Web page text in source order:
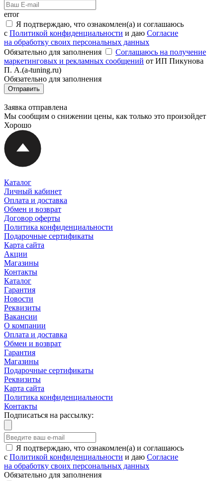
error
Я подтверждаю, что ознакомлен(а) и соглашаюсь
с Политикой конфиденциальности и даю Согласие
на обработку своих персональных данных
Обязательно для заполнения
Cоглашаюсь на получение
маркетинговых и рекламных сообщений от ИП Пикунова
П. А.(a-tuning.ru)
Обязательно для заполнения
Заявка отправлена
Мы сообщим о снижении цены, как только это произойдет
Хорошо
Каталог
Личный кабинет
Оплата и доставка
Обмен и возврат
Договор оферты
Политика конфиденциальности
Подарочные сертификаты
Карта сайта
Акции
Магазины
Контакты
Каталог
Гарантия
Новости
Реквизиты
Вакансии
О компании
Оплата и доставка
Обмен и возврат
Гарантия
Магазины
Подарочные сертификаты
Реквизиты
Карта сайта
Политика конфиденциальности
Контакты
Подписаться на рассылку:
Я подтверждаю, что ознакомлен(а) и соглашаюсь
с Политикой конфиденциальности и даю Согласие
на обработку своих персональных данных
Обязательно для заполнения